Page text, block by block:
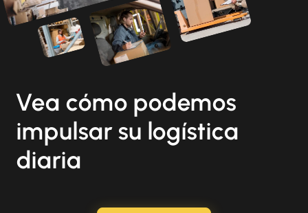
Vea cómo podemos
impulsar su logística
diaria